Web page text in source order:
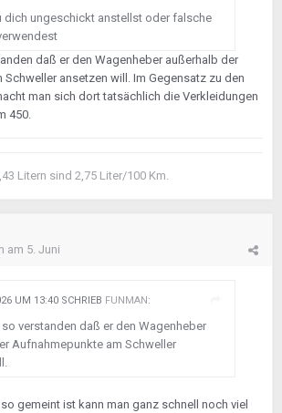
dich ungeschickt anstellst oder falsche
daß er den Wagenheber außerhalb der
ansetzen will. Im Gegensatz zu den
man sich dort tatsächlich die Verkleidungen
450.
Litern sind 2,75 Liter/100 Km.
am 5. Juni
UM 13:40 SCHRIEB FUNMAN:
verstanden daß er den Wagenheber
Aufnahmepunkte am Schweller
gemeint ist kann man ganz schnell noch viel